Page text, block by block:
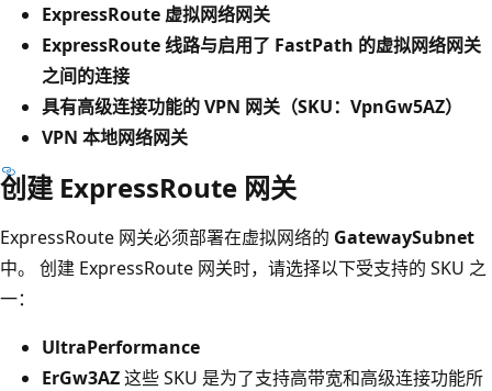
ExpressRoute 虚拟网络网关
ExpressRoute 线路与启用了 FastPath 的虚拟网络网关
之间的连接
具有高级连接功能的 VPN 网关（SKU：VpnGw5AZ）
VPN 本地网络网关
创建 ExpressRoute 网关
ExpressRoute 网关必须部署在虚拟网络的 GatewaySubnet
中。 创建 ExpressRoute 网关时，请选择以下受支持的 SKU 之
一：
UltraPerformance
ErGw3AZ这些 SKU 是为了支持高带宽和高级连接功能所